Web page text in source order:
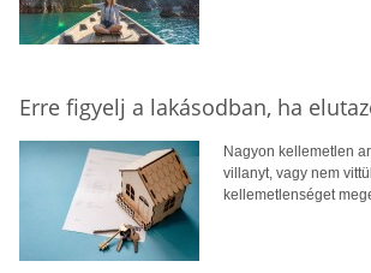
Erre figyelj a lakásodban, ha
Nagyon kellemetlen
villanyt, vagy nem
kellemetlenséget